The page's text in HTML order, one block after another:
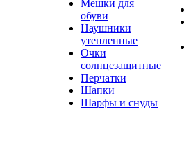
Мешки для
обуви
Наушники
утепленные
Очки
солнцезащитные
Перчатки
Шапки
Шарфы и снуды